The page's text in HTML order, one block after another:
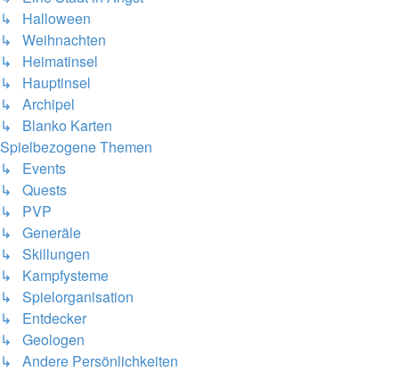
↳ Halloween
↳ Weihnachten
↳ Heimatinsel
↳ Hauptinsel
↳ Archipel
↳ Blanko Karten
Spielbezogene Themen
↳ Events
↳ Quests
↳ PVP
↳ Generäle
↳ Skillungen
↳ Kampfysteme
↳ Spielorganisation
↳ Entdecker
↳ Geologen
↳ Andere Persönlichkeiten